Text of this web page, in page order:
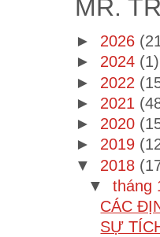
MR.
► 2026
► 2024 (1)
► 2022
► 2021
► 2020
► 2019
▼ 2018
▼ tháng
CÁC
SỰ